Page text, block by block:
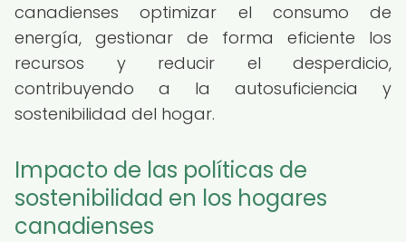
canadienses optimizar el consumo de
energía, gestionar de forma eficiente los
recursos y reducir el desperdicio,
contribuyendo a la autosuficiencia y
sostenibilidad del hogar.
Impacto de las políticas de
sostenibilidad en los hogares
canadienses